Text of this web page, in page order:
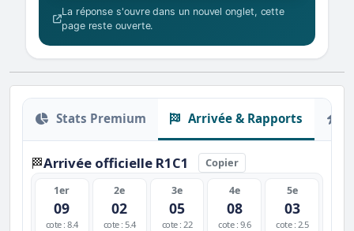
La réponse s'ouvre dans un nouvel onglet, cette
page reste ouverte.
Stats Premium Arrivée & Rapports
🏁Arrivée officielle R1C1 Copier
1er
09
cote : 8.4
2e
02
cote : 5.4
3e
05
cote : 22
4e
08
cote : 9.6
5e
03
cote : 2.5